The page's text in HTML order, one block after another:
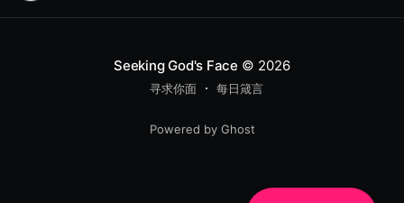
为什么发怒呢？你为什么变了脸色呢？ 你若行得好，岂不
蒙悦纳？你若行得不好，罪就伏在门前。它必恋慕你，你
却要制伏它。” 该隐与他兄弟亚伯说话，二人正在田间，该
隐起来打他兄弟亚伯，把他杀了。 耶和华对该隐说：“你兄
里向我哀告。 8月15日 不可杀人 “你做了什么事呢？你兄
Seeking God's Face © 2026
寻求你面 每日箴言
Powered by Ghost